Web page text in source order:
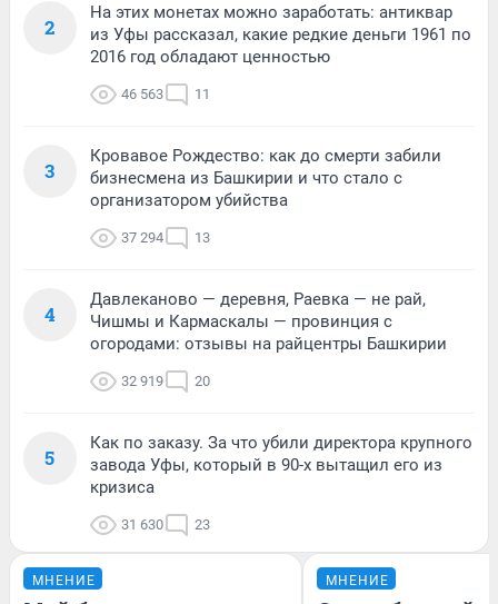
2
На этих монетах можно заработать: антиквар
из Уфы рассказал, какие редкие деньги 1961 по
2016 год обладают ценностью
46 563 11
3
Кровавое Рождество: как до смерти забили
бизнесмена из Башкирии и что стало с
организатором убийства
37 294 13
4
Давлеканово — деревня, Раевка — не рай,
Чишмы и Кармаскалы — провинция с
огородами: отзывы на райцентры Башкирии
32 919 20
5
Как по заказу. За что убили директора крупного
завода Уфы, который в 90-х вытащил его из
кризиса
31 630 23
МНЕНИЕ МНЕНИЕ